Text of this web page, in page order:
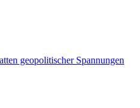
geopolitischer Spannungen